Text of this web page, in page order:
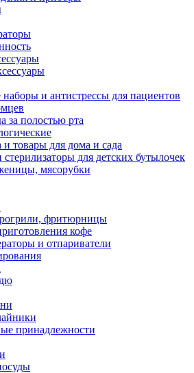
и антистрессы для пациентов
за полостью рта
и товары для дома и сада
для детских бутылочек
мясорубки
фритюрницы
кофе
и отпариватели
принадлежности